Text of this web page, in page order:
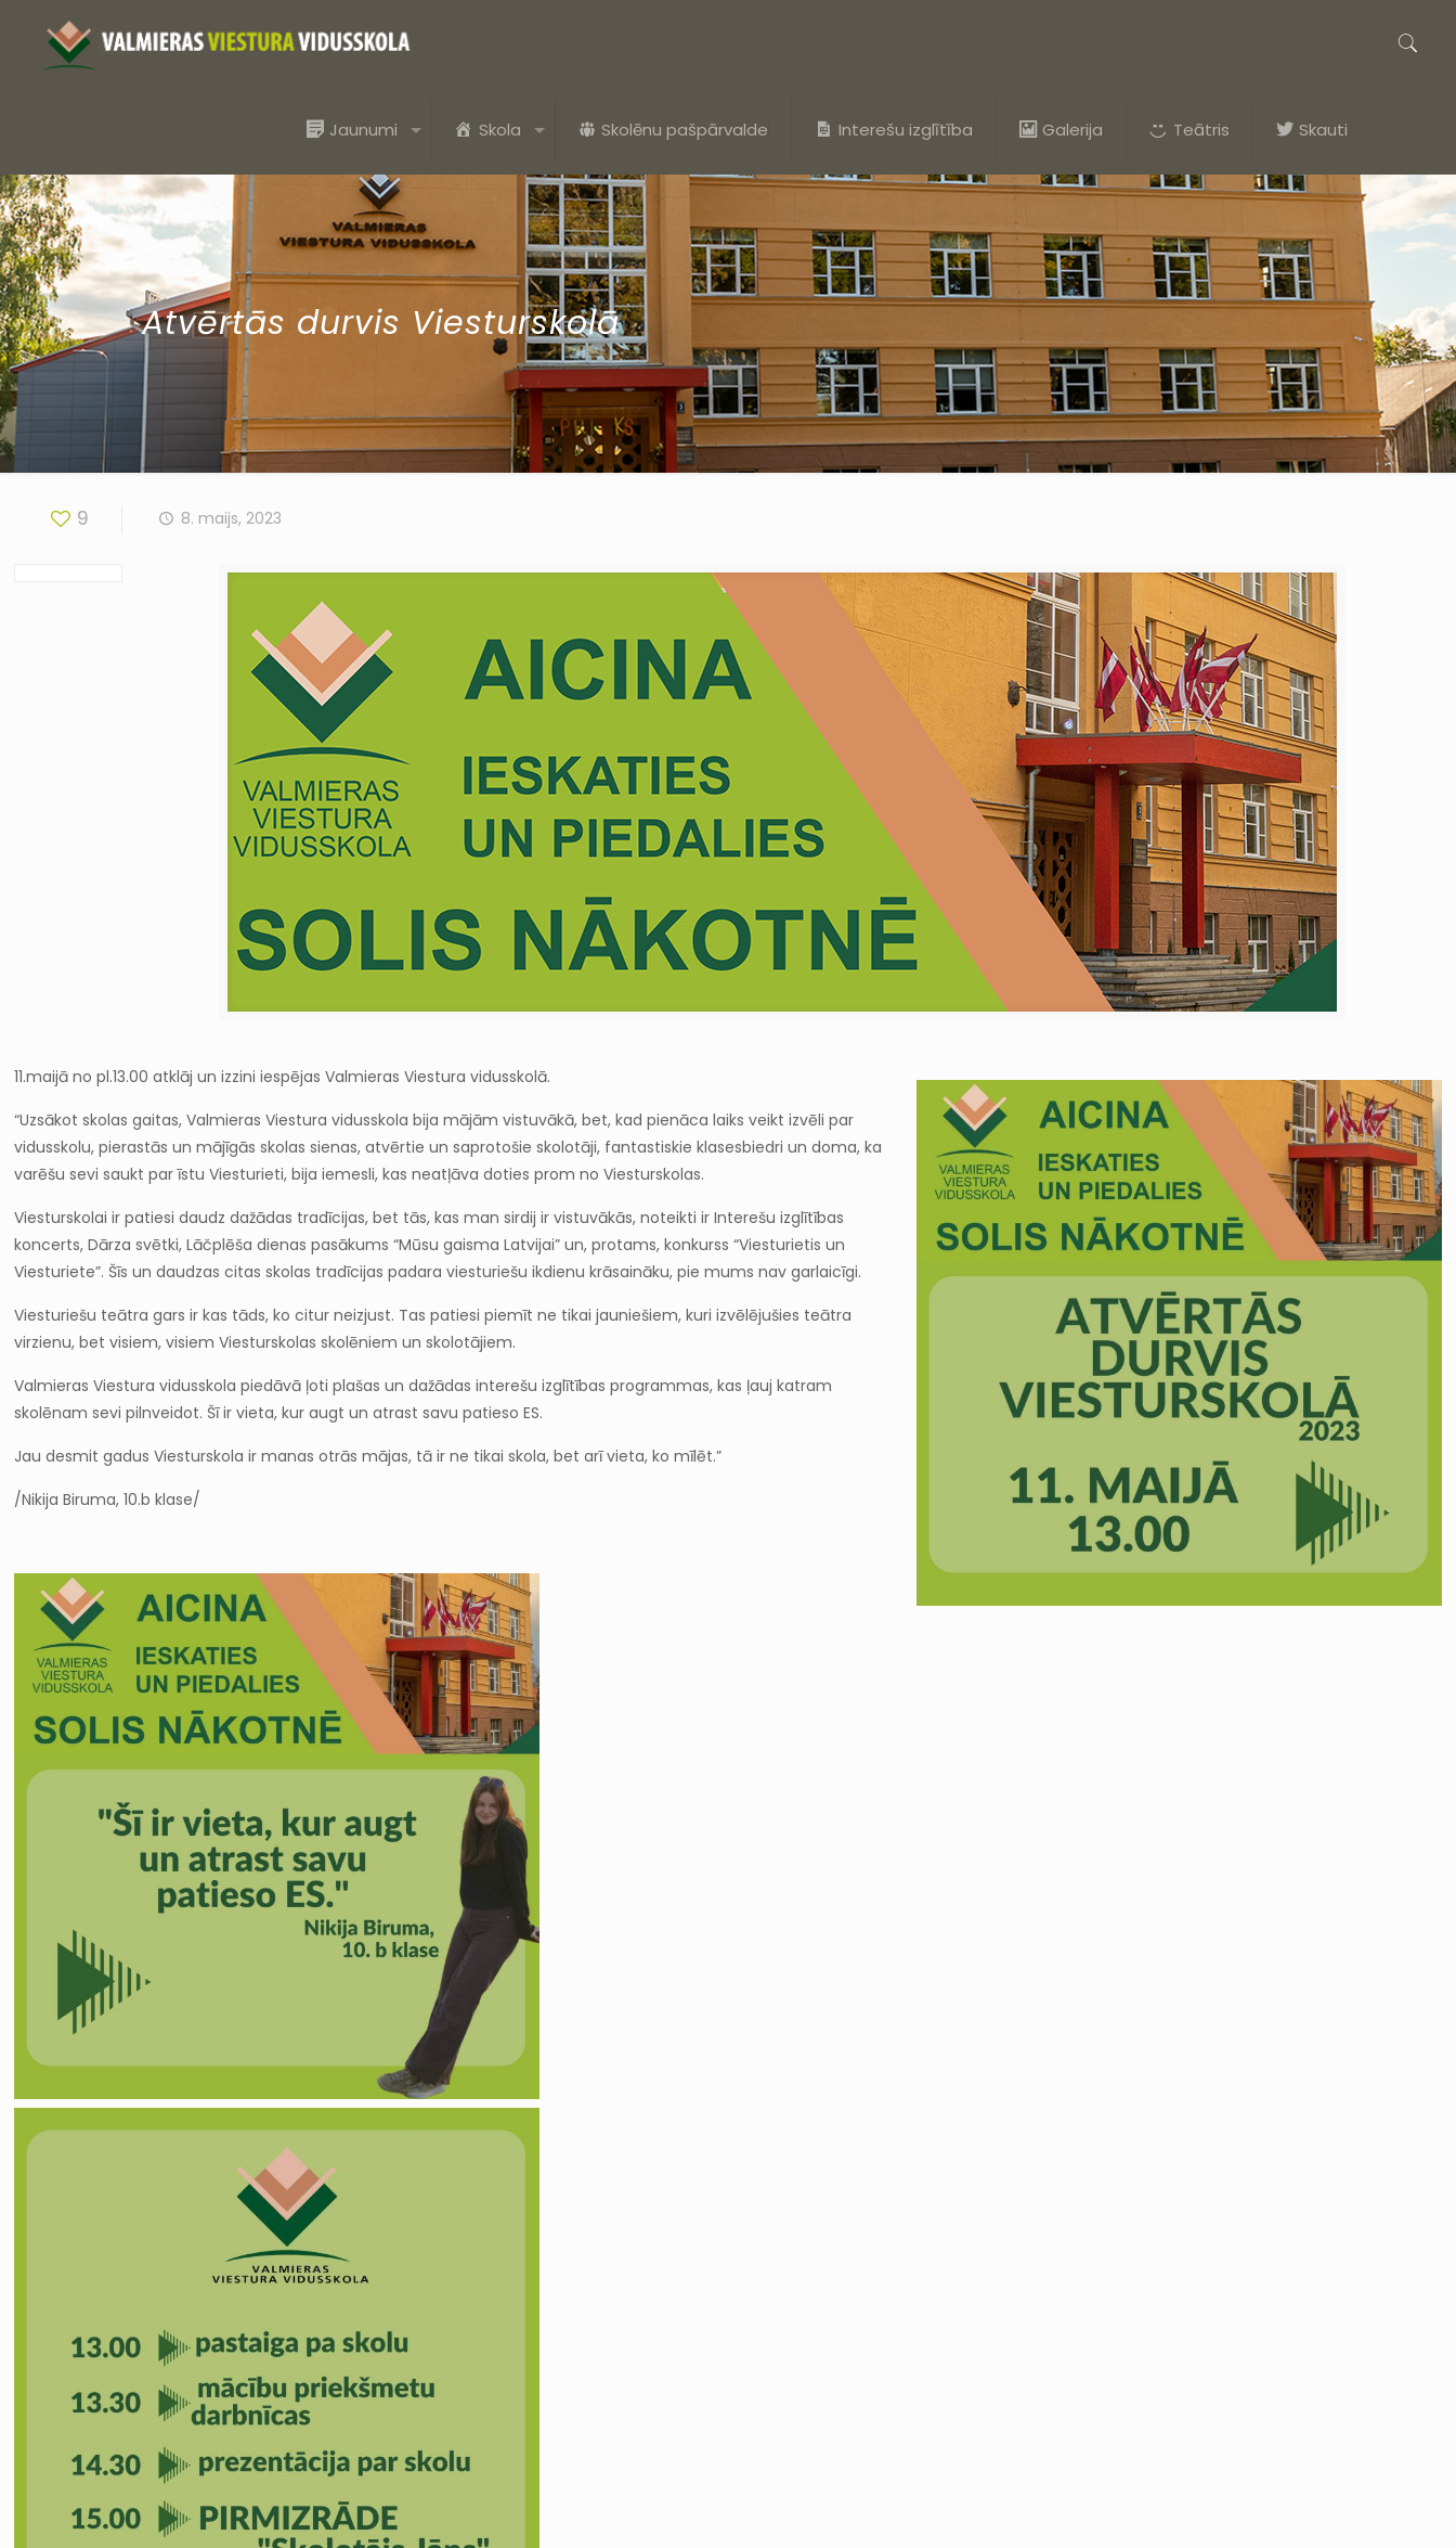
Jaunumi Skola Skolēnu pašpārvalde Interešu izglītība Galerija Teātris Skauti
Atvērtās durvis Viesturskolā
9 8. maijs, 2023
11.maijā no pl.13.00 atklāj un izzini iespējas Valmieras Viestura vidusskolā.
“Uzsākot skolas gaitas, Valmieras Viestura vidusskola bija mājām vistuvākā, bet, kad pienāca laiks veikt izvēli par
vidusskolu, pierastās un mājīgās skolas sienas, atvērtie un saprotošie skolotāji, fantastiskie klasesbiedri un doma, ka
varēšu sevi saukt par īstu Viesturieti, bija iemesli, kas neatļāva doties prom no Viesturskolas.
Viesturskolai ir patiesi daudz dažādas tradīcijas, bet tās, kas man sirdij ir vistuvākās, noteikti ir Interešu izglītības
koncerts, Dārza svētki, Lāčplēša dienas pasākums “Mūsu gaisma Latvijai” un, protams, konkurss “Viesturietis un
Viesturiete”. Šīs un daudzas citas skolas tradīcijas padara viesturiešu ikdienu krāsaināku, pie mums nav garlaicīgi.
Viesturiešu teātra gars ir kas tāds, ko citur neizjust. Tas patiesi piemīt ne tikai jauniešiem, kuri izvēlējušies teātra
virzienu, bet visiem, visiem Viesturskolas skolēniem un skolotājiem.
Valmieras Viestura vidusskola piedāvā ļoti plašas un dažādas interešu izglītības programmas, kas ļauj katram
skolēnam sevi pilnveidot. Šī ir vieta, kur augt un atrast savu patieso ES.
Jau desmit gadus Viesturskola ir manas otrās mājas, tā ir ne tikai skola, bet arī vieta, ko mīlēt.”
/Nikija Biruma, 10.b klase/